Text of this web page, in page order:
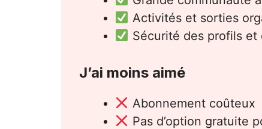
Activités et sorties
Sécurité des profils et
J’ai moins aimé
Abonnement coûteux
Pas d’option gratuite